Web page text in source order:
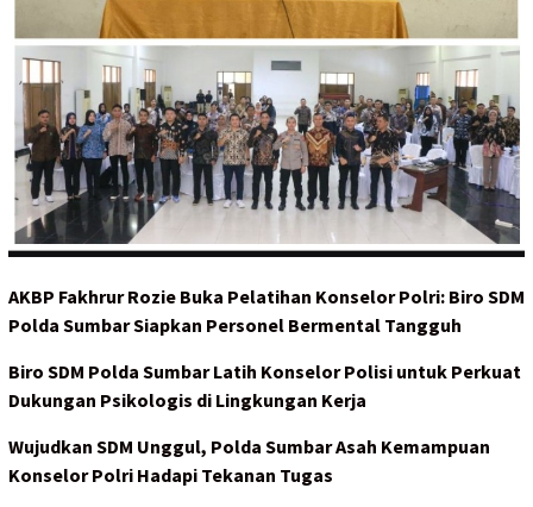
AKBP Fakhrur Rozie Buka Pelatihan Konselor Polri: Biro SDM
Polda Sumbar Siapkan Personel Bermental Tangguh
Biro SDM Polda Sumbar Latih Konselor Polisi untuk Perkuat
Dukungan Psikologis di Lingkungan Kerja
Wujudkan SDM Unggul, Polda Sumbar Asah Kemampuan
Konselor Polri Hadapi Tekanan Tugas